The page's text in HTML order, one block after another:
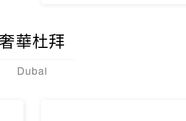
奢華杜拜
Dubai